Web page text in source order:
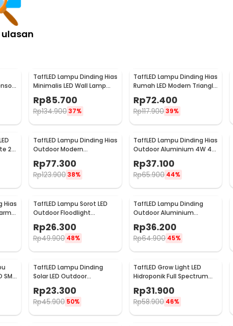
ini:
Nordic Sputnik E27 - BT260
-
TaffLED Lampu Dinding Hias
Minimalis LED Wall Lamp
Aluminium 12W Warm
White - B1001
Rp85.700
Rp134.900 37%
TaffLED Lampu Dinding Hias
Rumah LED Modern Triangle
SJX
Rp72.400
Rp117.90039%
20
TaffLED Lampu Dinding Hias
Outdoor Modern
Aluminium 6W Warm White
- MSL022
Rp77.300
Rp123.900 38%
TaffLED Lampu Dinding Hias
Outdoor Aluminium 4W 4
LED Warm White - B053
Rp37.100
Rp65.900 44%
Hias
TaffLED Lampu Sorot LED
Outdoor Floodlight
Waterproof Cool White
50W - A8
Rp26.300
Rp49.900 48%
TaffLED Lampu Dinding
Outdoor Aluminium
Waterproof LED 3W Warm
White - WD079
Rp36.200
Rp64.900 45%
SMD
TaffLED Lampu Dinding
Solar LED Outdoor
Waterproof 2V - OO10
Rp23.300
Rp45.900 50%
TaffLED Grow Light LED
Hidroponik Full Spectrum
2835 SMD 220V 50W - RO22
Rp31.900
Rp58.900 46%